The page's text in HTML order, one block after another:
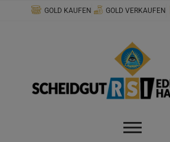
GOLD KAUFEN GOLD VERKAUFEN
modal-